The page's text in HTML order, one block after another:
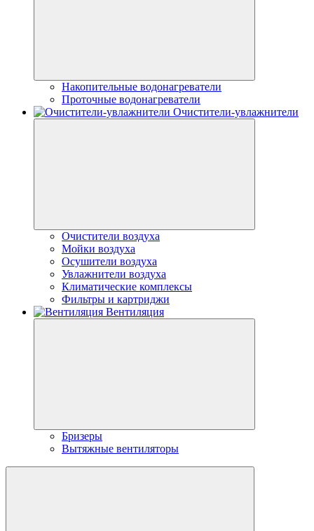
Накопительные водонагреватели
Проточные водонагреватели
Очистители-увлажнители
Очистители воздуха
Мойки воздуха
Осушители воздуха
Увлажнители воздуха
Климатические комплексы
Фильтры и картриджи
Вентиляция
Бризеры
Вытяжные вентиляторы